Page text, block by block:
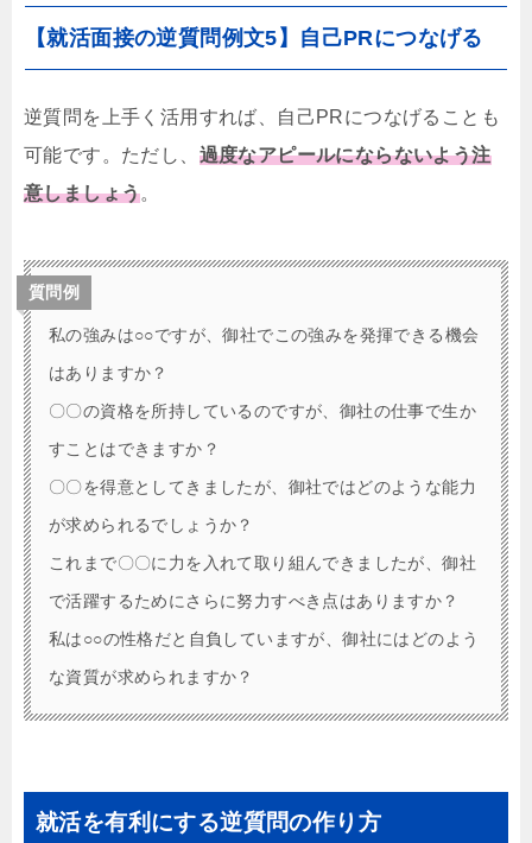
【就活面接の逆質問例文5】自己PRにつなげる
逆質問を上手く活用すれば、自己PRにつなげることも
可能です。ただし、 過度なアピールにならないよう注
意しましょう。
質問例
私の強みは○○ですが、御社でこの強みを発揮できる機会
はありますか？
〇〇の資格を所持しているのですが、御社の仕事で生か
すことはできますか？
〇〇を得意としてきましたが、御社ではどのような能力
が求められるでしょうか？
これまで〇〇に力を入れて取り組んできましたが、御社
で活躍するためにさらに努力すべき点はありますか？
私は○○の性格だと自負していますが、御社にはどのよう
な資質が求められますか？
就活を有利にする逆質問の作り方